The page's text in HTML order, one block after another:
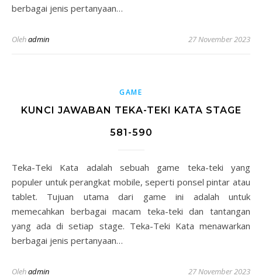
berbagai jenis pertanyaan…
Olehadmin 27 November 2023
GAME
KUNCI JAWABAN TEKA-TEKI KATA STAGE
581-590
Teka-Teki Kata adalah sebuah game teka-teki yang
populer untuk perangkat mobile, seperti ponsel pintar atau
tablet. Tujuan utama dari game ini adalah untuk
memecahkan berbagai macam teka-teki dan tantangan
yang ada di setiap stage. Teka-Teki Kata menawarkan
berbagai jenis pertanyaan…
Olehadmin 27 November 2023